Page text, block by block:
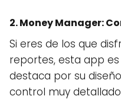
2.Money Manager:
Si eres de los que
reportes, esta app
destaca por su
control muy